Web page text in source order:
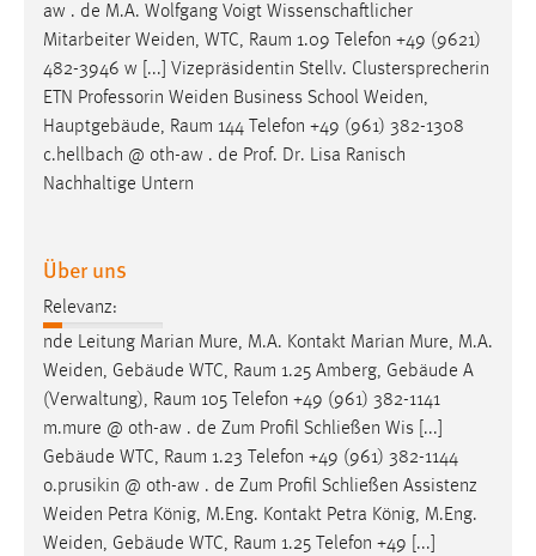
aw . de M.A. Wolfgang Voigt Wissenschaftlicher
Mitarbeiter Weiden, WTC, Raum 1.09 Telefon +49 (9621)
482-3946 w [...] Vizepräsidentin Stellv. Clustersprecherin
ETN Professorin Weiden Business School Weiden,
Hauptgebäude, Raum 144 Telefon +49 (961) 382-1308
c.hellbach @ oth-aw . de Prof. Dr. Lisa Ranisch
Nachhaltige Untern
Über uns
Relevanz:
nde Leitung Marian Mure, M.A. Kontakt Marian Mure, M.A.
Weiden, Gebäude WTC, Raum 1.25 Amberg, Gebäude A
(Verwaltung), Raum 105 Telefon +49 (961) 382-1141
m.mure @ oth-aw . de Zum Profil Schließen Wis [...]
Gebäude WTC, Raum 1.23 Telefon +49 (961) 382-1144
o.prusikin @ oth-aw . de Zum Profil Schließen Assistenz
Weiden Petra König, M.Eng. Kontakt Petra König, M.Eng.
Weiden, Gebäude WTC, Raum 1.25 Telefon +49 [...]
Login
Name:
fe_user, be_user, be_lastLoginProvider
Zweck:
Dieser Cookie ist notwendig um sich an der Website
24 Stunden
STATISTIK
Statistik Cookies erfassen Informationen anonym.
Diese Informationen helfen uns zu verstehen, wie
unsere Besucher unsere Website nutzen.
Matomo